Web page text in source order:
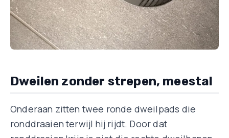
Dweilen zonder strepen, meestal
Onderaan zitten twee ronde dweilpads die
ronddraaien terwijl hij rijdt. Door dat